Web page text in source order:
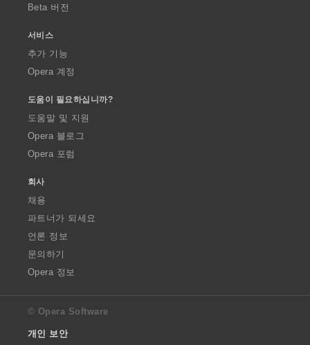
Beta 버전
서비스
추가 기능
Opera 계정
도움이 필요하십니까?
도움말 및 지원
Opera 블로그
Opera 포럼
회사
채용
파트너가 되세요
언론 정보
문의하기
Opera 정보
© Opera Software
개인 보안